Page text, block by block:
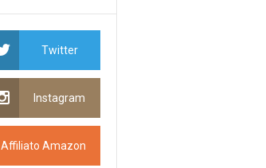
Twitter
Instagram
Affiliato Amazon